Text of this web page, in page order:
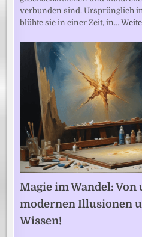
verbunden sind. Ursprünglich
blühte sie in einer Zeit, in…
Magie im Wandel:
modernen Illusionen
Wissen!